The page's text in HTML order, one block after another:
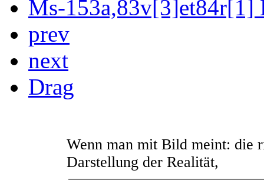
Ms-153a,83v[3]et84r[1]
prev
next
Drag
Wenn man mit Bild meint: die
Darstellung der Realität,